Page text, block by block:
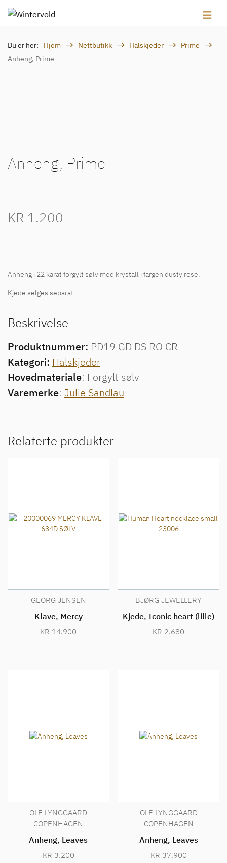
Du er her: Hjem Nettbutikk Halskjeder
Prime
Anheng, Prime
Anheng, Prime
KR 1.200
Anheng i 22 karat forgylt sølv med krystall i fargen dusty rose.
Kjede selges separat.
Beskrivelse
Produktnummer: PD19 GD DS RO CR
Kategori: Halskjeder
Hovedmateriale: Forgylt sølv
Varemerke: Julie Sandlau
Relaterte produkter
GEORG JENSEN
Klave, Mercy
KR 14.900
BJØRG JEWELLERY
Kjede, Iconic heart (lille)
KR 2.680
OLE LYNGGAARD
COPENHAGEN
Anheng, Leaves
KR 3.200
OLE LYNGGAARD
COPENHAGEN
Anheng, Leaves
KR 37.900